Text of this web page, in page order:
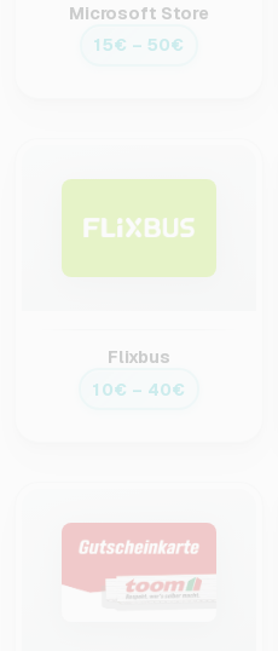
Microsoft Store
15€ – 50€
Flixbus
10€ – 40€